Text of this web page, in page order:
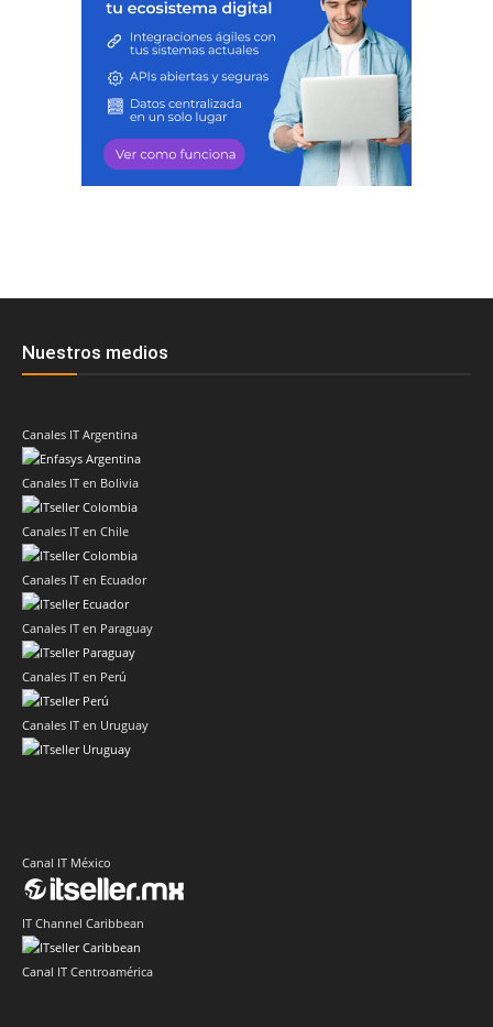
Nuestros medios
Canales IT Argentina
Canales IT en Bolivia
Canales IT en Chile
Canales IT en Ecuador
Canales IT en Paraguay
Canales IT en Perú
Canales IT en Uruguay
Canal IT México
IT Channel Caribbean
Canal IT Centroamérica